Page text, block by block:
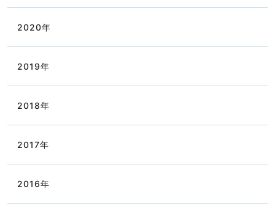
2020年
2019年
2018年
2017年
2016年